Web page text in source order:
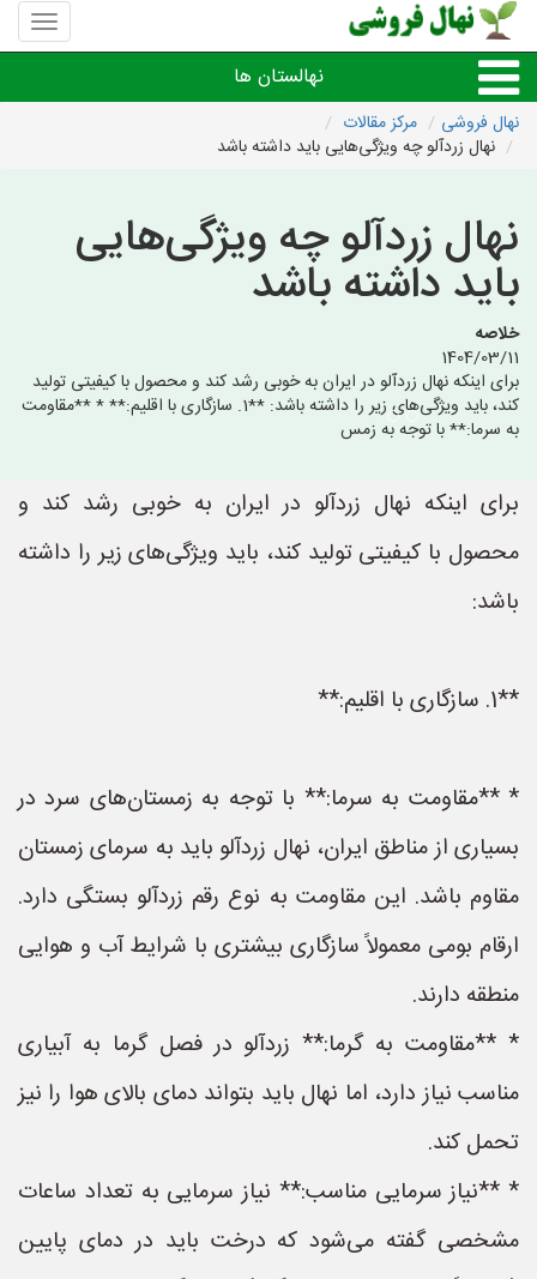
منوی
سایت
فروشی
نهالستان ها
نهال های مثمر،میوه
نهال های زینتی،غیرمثمر
نهال های کمیاب،خاص
نهالستان های شهرها
نهال فروشی
مرکز مقالات
نهال زردآلو چه ویژگی‌هایی باید داشته باشد
نهال زردآلو چه ویژگی‌هایی
باید داشته باشد
خلاصه
1404/03/11
برای اینکه نهال زردآلو در ایران به خوبی رشد کند و محصول با کیفیتی تولید
کند، باید ویژگی‌های زیر را داشته باشد: **1. سازگاری با اقلیم:** * **مقاومت
به سرما:** با توجه به زمس
برای اینکه نهال زردآلو در ایران به خوبی رشد کند و
محصول با کیفیتی تولید کند، باید ویژگی‌های زیر را داشته
باشد:
**1. سازگاری با اقلیم:**
* **مقاومت به سرما:** با توجه به زمستان‌های سرد در
بسیاری از مناطق ایران، نهال زردآلو باید به سرمای زمستان
مقاوم باشد. این مقاومت به نوع رقم زردآلو بستگی دارد.
ارقام بومی معمولاً سازگاری بیشتری با شرایط آب و هوایی
منطقه دارند.
* **مقاومت به گرما:** زردآلو در فصل گرما به آبیاری
مناسب نیاز دارد، اما نهال باید بتواند دمای بالای هوا را نیز
تحمل کند.
* **نیاز سرمایی مناسب:** نیاز سرمایی به تعداد ساعات
مشخصی گفته می‌شود که درخت باید در دمای پایین